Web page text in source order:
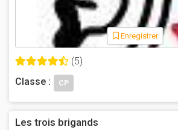
Enregistrer
(5)
Classe :
CP
Les trois brigands